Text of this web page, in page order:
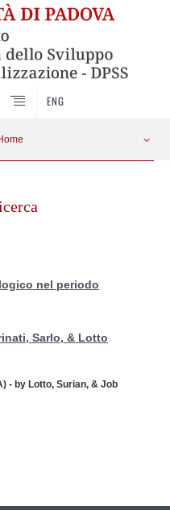
ENG
nel periodo
Sarlo, & Lotto
- by Lotto, Surian, & Job